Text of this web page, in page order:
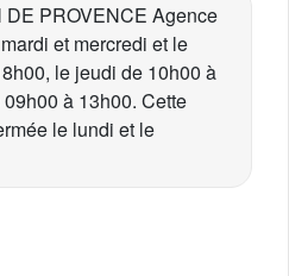
PROVENCE Agence
et mercredi et le
le jeudi de 10h00 à
à 13h00. Cette
le lundi et le